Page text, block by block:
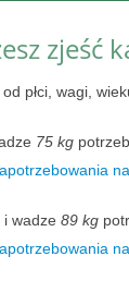
zjeść
płci, wagi,
75 kg
i wadze 89 kg